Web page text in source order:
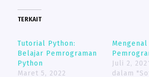
TERKAIT
Tutorial Python:
Belajar Pemrograman
Python
Maret 5, 2022
Juli 2,
dalam